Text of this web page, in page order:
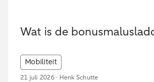
Wat is de
Mobiliteit
21 juli 2026 · Henk Schutte